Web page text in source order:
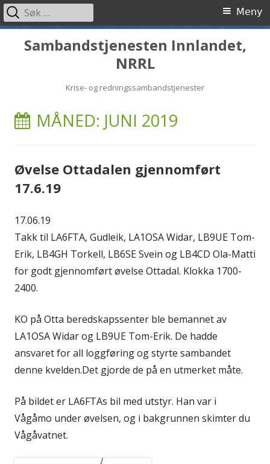
Sambandstjenesten Innlandet,
NRRL
Krise- og redningssambandstjenester
Primærmeny Meny
Søk
etter:
MÅNED: JUNI 2019
Øvelse Ottadalen gjennomført
17.6.19
17.06.19
Takk til LA6FTA, Gudleik, LA1OSA Widar, LB9UE Tom-
Erik, LB4GH Torkell, LB6SE Svein og LB4CD Ola-Matti
for godt gjennomført øvelse Ottadal. Klokka 1700-
2400.
KO på Otta beredskapssenter ble bemannet av
LA1OSA Widar og LB9UE Tom-Erik. De hadde
ansvaret for all loggføring og styrte sambandet
denne kvelden.Det gjorde de på en utmerket måte.
På bildet er LA6FTAs bil med utstyr. Han var i
Vågåmo under øvelsen, og i bakgrunnen skimter du
Vågåvatnet.